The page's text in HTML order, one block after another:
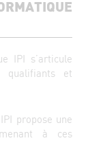
IPI s’articule
qualifiants et
propose une
à ces